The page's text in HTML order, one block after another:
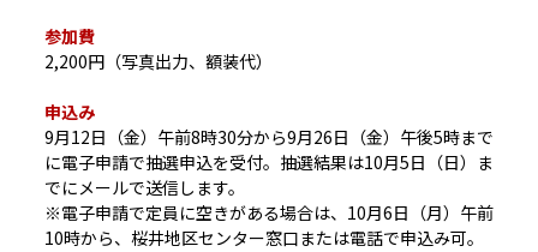
参加費
2,200円（写真出力、額装代）
申込み
9月12日（金）午前8時30分から9月26日（金）午後5時まで
に電子申請で抽選申込を受付。抽選結果は10月5日（日）ま
でにメールで送信します。
※電子申請で定員に空きがある場合は、10月6日（月）午前
10時から、桜井地区センター窓口または電話で申込み可。